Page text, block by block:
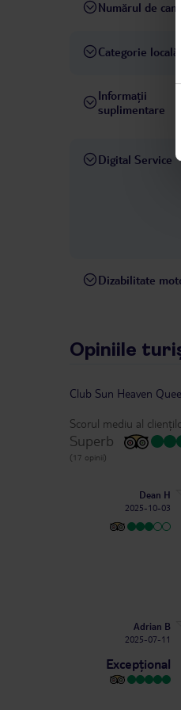
Numărul de
Categorie locală
Informații
suplimentare
Digital Service
Dizabilitate
Opiniile
Club Sun Heaven
Scorul mediu al
Superb
(17 opinii)
Dean H
2025-10-03
Adrian B
2025-07-11
Excepțional